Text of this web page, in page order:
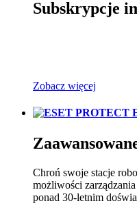
Subskrypcje
Zobacz więcej
Chroń swoje stacje
możliwości
ponad 30-letnim